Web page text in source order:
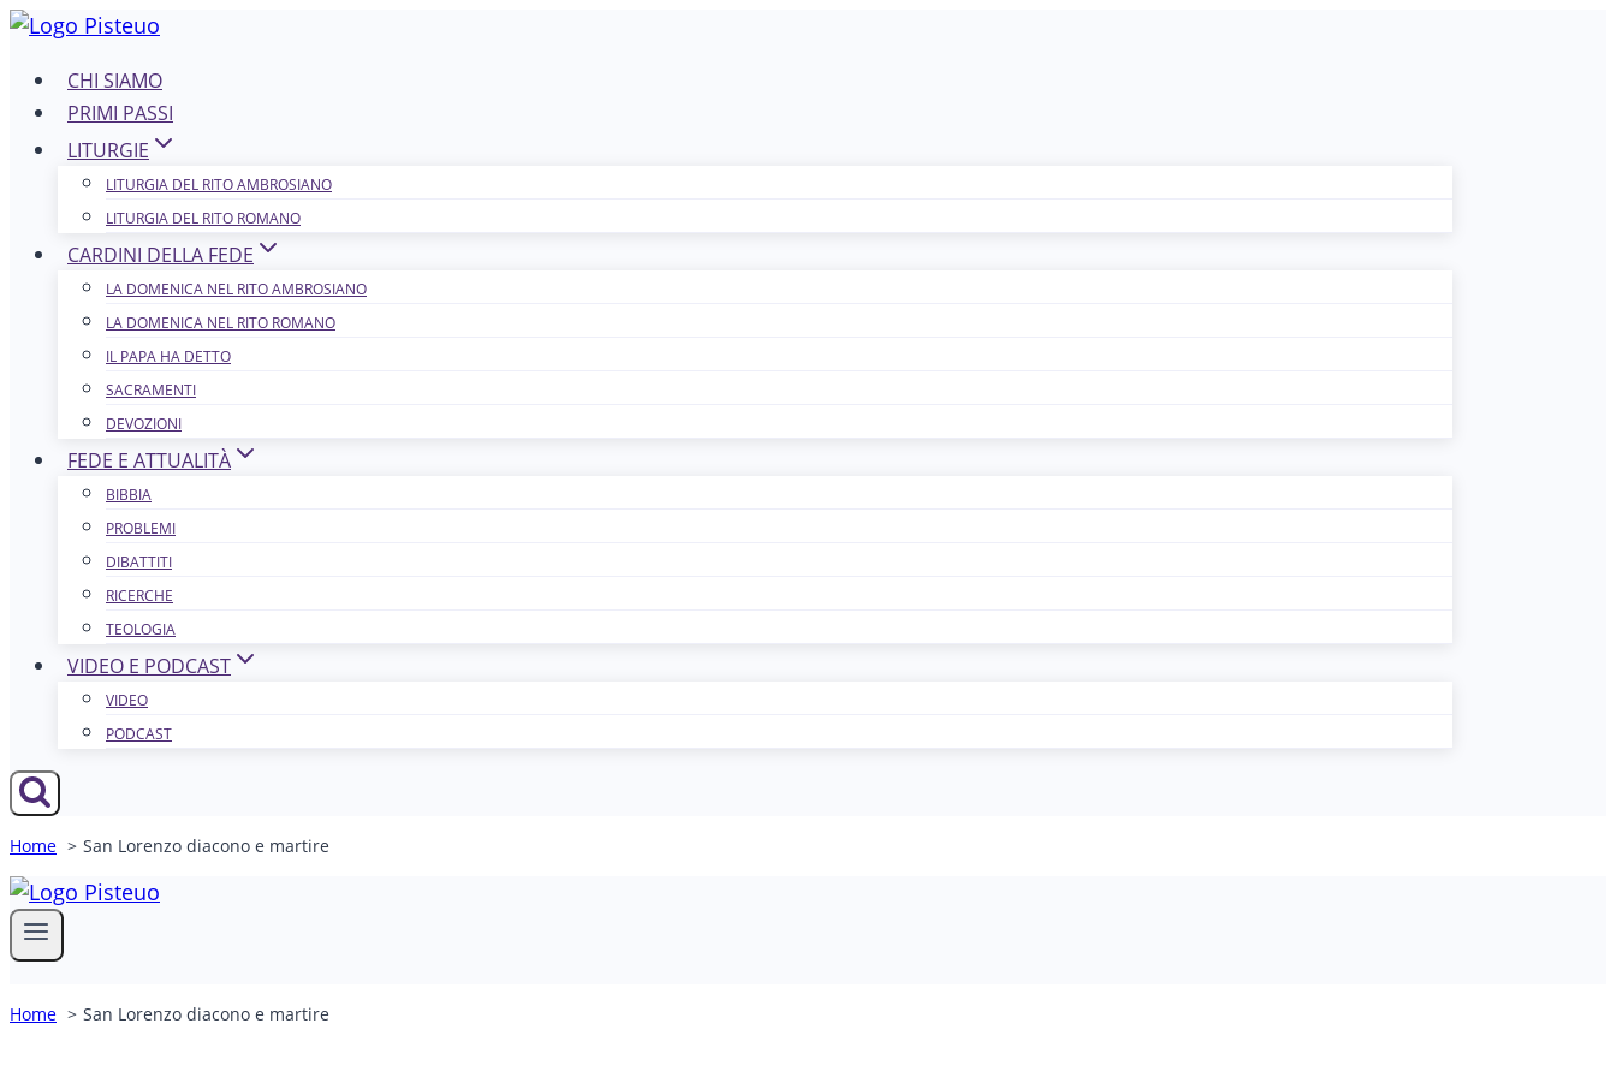
Salta
contenutoCHI SIAMO
PRIMI PASSI
LITURGIE
LITURGIA DEL RITO AMBROSIANO
LITURGIA DEL RITO ROMANO
CARDINI DELLA FEDE
LA DOMENICA NEL R​​​​​​ITO AMBROSIANO
LA DOMENICA NEL RITO ROMANO
IL PAPA HA DETTO
SACRAMENTI
DEVOZIONI
FEDE E ATTUALITÀ
BIBBIA
PROBLEMI
DIBATTITI
RICERCHE
TEOLOGIA
VIDEO E PODCAST
VIDEO
PODCAST
Home San Lorenzo diacono e martire
Home San Lorenzo diacono e martire